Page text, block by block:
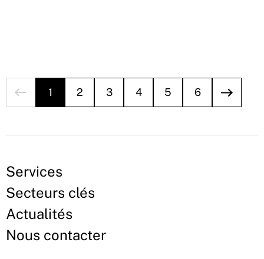
1 2 3 4 5 6
Services
Secteurs clés
Actualités
Nous contacter